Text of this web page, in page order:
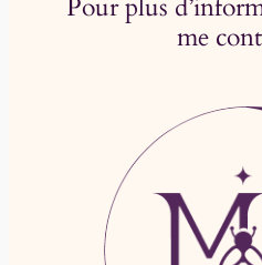
Pour plus
me